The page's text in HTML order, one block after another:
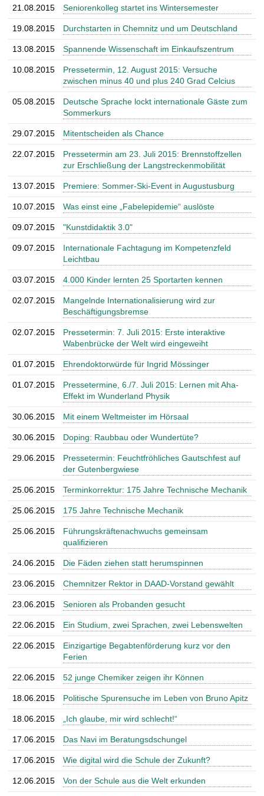
21.08.2015 Seniorenkolleg startet ins Wintersemester
19.08.2015 Durchstarten in Chemnitz und um Deutschland
13.08.2015 Spannende Wissenschaft im Einkaufszentrum
10.08.2015
Pressetermin, 12. August 2015: Versuche
zwischen minus 40 und plus 240 Grad Celcius
05.08.2015
Deutsche Sprache lockt internationale Gäste zum
Sommerkurs
29.07.2015 Mitentscheiden als Chance
22.07.2015
Pressetermin am 23. Juli 2015: Brennstoffzellen
zur Erschließung der Langstreckenmobilität
13.07.2015 Premiere: Sommer-Ski-Event in Augustusburg
10.07.2015 Was einst eine „Fabelepidemie“ auslöste
09.07.2015 "Kunstdidaktik 3.0"
09.07.2015
Internationale Fachtagung im Kompetenzfeld
Leichtbau
03.07.2015 4.000 Kinder lernten 25 Sportarten kennen
02.07.2015
Mangelnde Internationalisierung wird zur
Beschäftigungsbremse
02.07.2015
Pressetermin: 7. Juli 2015: Erste interaktive
Wabenbrücke der Welt wird eingeweiht
01.07.2015 Ehrendoktorwürde für Ingrid Mössinger
01.07.2015
Pressetermine, 6./7. Juli 2015: Lernen mit Aha-
Effekt im Wunderland Physik
30.06.2015 Mit einem Weltmeister im Hörsaal
30.06.2015 Doping: Raubbau oder Wundertüte?
29.06.2015
Pressetermin: Feuchtfröhliches Gautschfest auf
der Gutenbergwiese
25.06.2015 Terminkorrektur: 175 Jahre Technische Mechanik
25.06.2015 175 Jahre Technische Mechanik
25.06.2015
Führungskräftenachwuchs gemeinsam
qualifizieren
24.06.2015 Die Fäden ziehen statt herumspinnen
23.06.2015 Chemnitzer Rektor in DAAD-Vorstand gewählt
23.06.2015 Senioren als Probanden gesucht
22.06.2015 Ein Studium, zwei Sprachen, zwei Lebenswelten
22.06.2015
Einzigartige Begabtenförderung kurz vor den
Ferien
22.06.2015 52 junge Chemiker zeigen ihr Können
18.06.2015 Politische Spurensuche im Leben von Bruno Apitz
18.06.2015 „Ich glaube, mir wird schlecht!“
17.06.2015 Das Navi im Beratungsdschungel
17.06.2015 Wie digital wird die Schule der Zukunft?
12.06.2015 Von der Schule aus die Welt erkunden